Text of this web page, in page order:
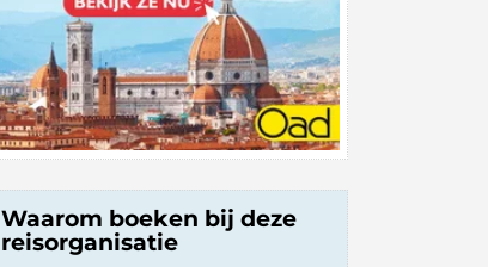
Waarom boeken bij deze
reisorganisatie